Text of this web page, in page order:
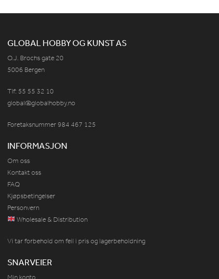
GLOBAL HOBBY OG KUNST AS
O.J. Brochs gate 20
5006 Bergen
Tlf: 55 55 32 10
global@globalhobby.no
Foretaksnummer 984 467 125
INFORMASJON
Om oss
Kontakt oss
FAQ
Kjøpsbetingelser
Personvern
Wholesale & Distribution
Vi tar forbehold om feil i pris og lagerbeholdning
SNARVEIER
Min konto